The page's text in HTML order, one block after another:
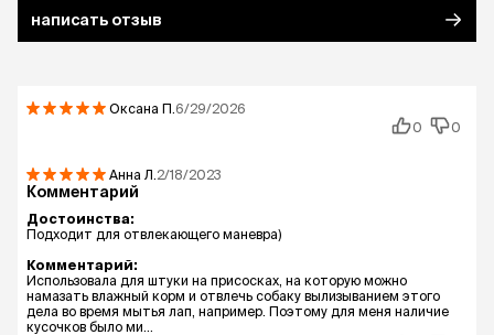
написать отзыв
Оксана П. 6/29/2026
0
0
Анна Л. 2/18/2023
Комментарий
Достоинства:
Подходит для отвлекающего маневра)
Комментарий:
Использовала для штуки на присосках, на которую можно
намазать влажный корм и отвлечь собаку вылизыванием этого
дела во время мытья лап, например. Поэтому для меня наличие
кусочков было ми...